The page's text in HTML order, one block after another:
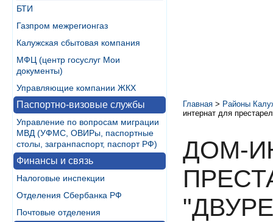
БТИ
Газпром межрегионгаз
Калужская сбытовая компания
МФЦ (центр госуслуг Мои
документы)
Управляющие компании ЖКХ
Паспортно-визовые службы
Управление по вопросам миграции
МВД (УФМС, ОВИРы, паспортные
столы, загранпаспорт, паспорт РФ)
Финансы и связь
Налоговые инспекции
Отделения Сбербанка РФ
Почтовые отделения
Главная > Районы
интернат для
ДОМ-